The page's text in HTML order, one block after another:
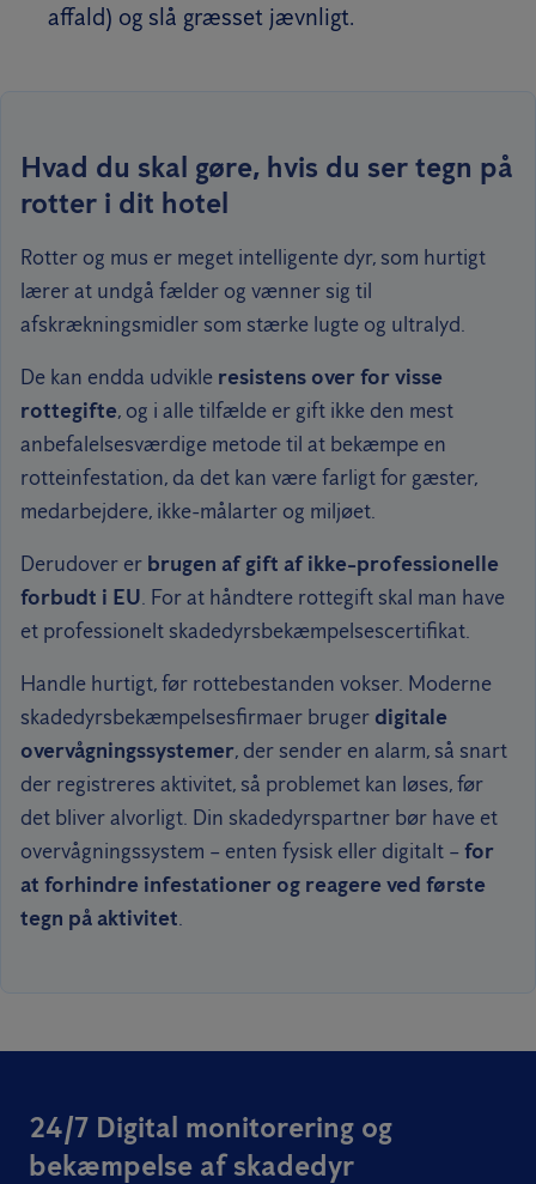
affald) og slå græsset jævnligt.
Hvad du skal gøre, hvis du ser tegn på
rotter i dit hotel
Rotter og mus er meget intelligente dyr, som hurtigt
lærer at undgå fælder og vænner sig til
afskrækningsmidler som stærke lugte og ultralyd.
De kan endda udvikle resistens over for visse
rottegifte, og i alle tilfælde er gift ikke den mest
anbefalelsesværdige metode til at bekæmpe en
rotteinfestation, da det kan være farligt for gæster,
medarbejdere, ikke-målarter og miljøet.
Derudover er brugen af gift af ikke-professionelle
forbudt i EU. For at håndtere rottegift skal man have
et professionelt skadedyrsbekæmpelsescertifikat.
Handle hurtigt, før rottebestanden vokser. Moderne
skadedyrsbekæmpelsesfirmaer bruger digitale
overvågningssystemer, der sender en alarm, så snart
der registreres aktivitet, så problemet kan løses, før
det bliver alvorligt. Din skadedyrspartner bør have et
overvågningssystem – enten fysisk eller digitalt – for
at forhindre infestationer og reagere ved første
tegn på aktivitet.
24/7 Digital monitorering og
bekæmpelse af skadedyr